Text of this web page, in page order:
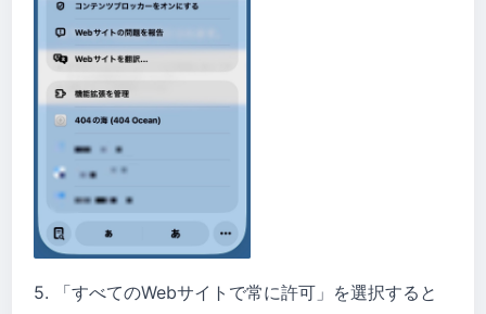
5. 「すべてのWebサイトで常に許可」を選択すると